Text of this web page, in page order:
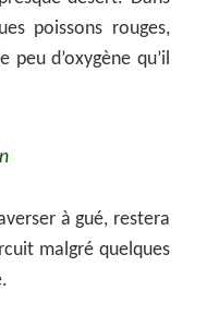
poissons rouges,
d’oxygène qu’il
à gué, restera
malgré quelques